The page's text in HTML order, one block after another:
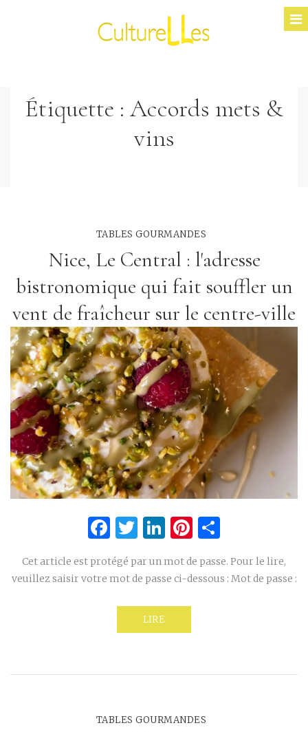
Étiquette : Accords mets &
vins
TABLES GOURMANDES
Nice, Le Central : l'adresse
bistronomique qui fait souffler un
vent de fraîcheur sur le centre-ville
Facebook
Twitter
LinkedIn
Pinterest
Cet article est protégé par un mot de passe. Pour le lire,
veuillez saisir votre mot de passe ci-dessous : Mot de passe :
LIRE
TABLES GOURMANDES